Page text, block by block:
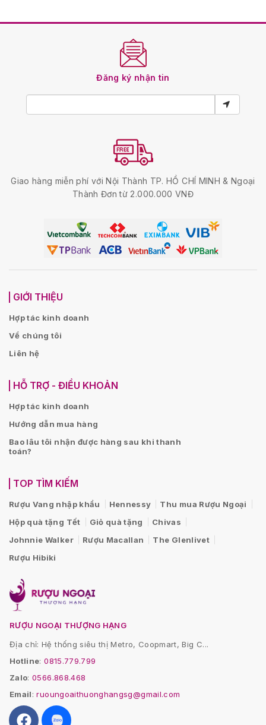
Đăng ký nhận tin
Giao hàng miễn phí với Nội Thành TP. HỒ CHÍ MINH & Ngoại
Thành Đơn từ 2.000.000 VNĐ
GIỚI THIỆU
Hợp tác kinh doanh
Về chúng tôi
Liên hệ
HỖ TRỢ - ĐIỀU KHOẢN
Hợp tác kinh doanh
Hướng dẫn mua hàng
Bao lâu tôi nhận được hàng sau khi thanh
toán?
TOP TÌM KIẾM
Rượu Vang nhập khẩu Hennessy
Thu mua Rượu Ngoại
Hộp quà tặng Tết
Giỏ quà tặng
Chivas
Johnnie Walker
Rượu Macallan
The Glenlivet
Rượu Hibiki
RƯỢU NGOẠI THƯỢNG HẠNG
Địa chỉ: Hệ thống siêu thị Metro, Coopmart, Big C...
Hotline:0815.779.799
Zalo:0566.868.468
Email:ruoungoaithuonghangsg@gmail.com